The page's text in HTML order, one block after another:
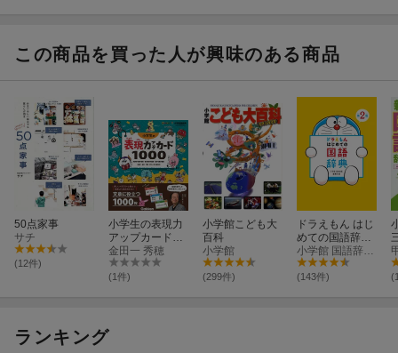
（オールカラ
ー）
この商品を買った人が興味のある商品
50点家事
サチ
(12件)
小学生の表現力
アップカード10
00
金田一 秀穂
(1件)
小学館こども大
百科
小学館
(299件)
ドラえもん はじ
めての国語辞典
第2版
(143件)
ランキング